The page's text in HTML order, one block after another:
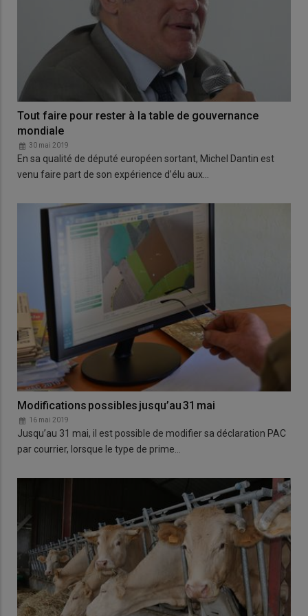
Tout faire pour rester à la table de gouvernance
mondiale
30 mai 2019
En sa qualité de député européen sortant, Michel Dantin est
venu faire part de son expérience d’élu aux…
Modifications possibles jusqu’au 31 mai
16 mai 2019
Jusqu’au 31 mai, il est possible de modifier sa déclaration PAC
par courrier, lorsque le type de prime…